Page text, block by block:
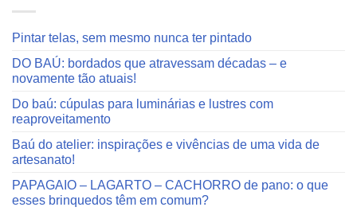
Pintar telas, sem mesmo nunca ter pintado
DO BAÚ: bordados que atravessam décadas – e
novamente tão atuais!
Do baú: cúpulas para luminárias e lustres com
reaproveitamento
Baú do atelier: inspirações e vivências de uma vida de
artesanato!
PAPAGAIO – LAGARTO – CACHORRO de pano: o que
esses brinquedos têm em comum?